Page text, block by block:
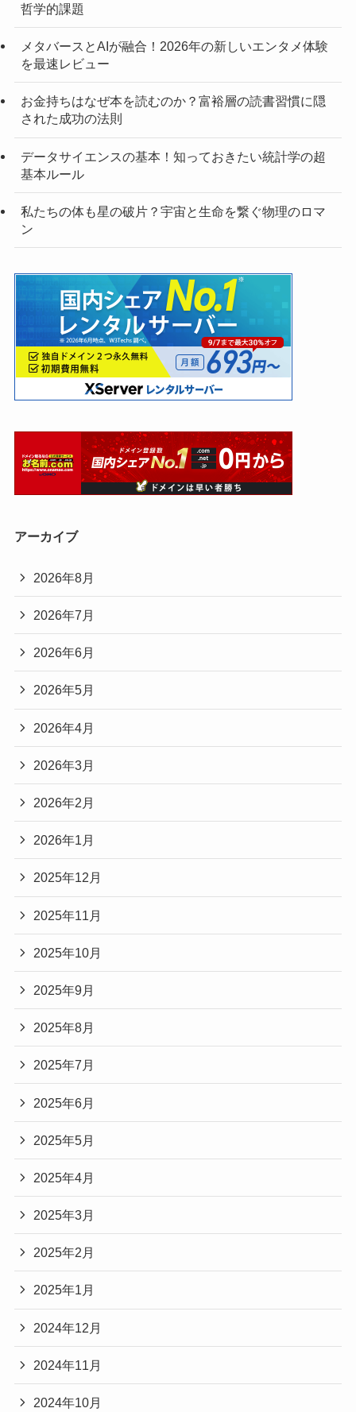
哲学的課題
メタバースとAIが融合！2026年の新しいエンタメ体験
を最速レビュー
お金持ちはなぜ本を読むのか？富裕層の読書習慣に隠
された成功の法則
データサイエンスの基本！知っておきたい統計学の超
基本ルール
私たちの体も星の破片？宇宙と生命を繋ぐ物理のロマ
ン
アーカイブ
2026年8月
2026年7月
2026年6月
2026年5月
2026年4月
2026年3月
2026年2月
2026年1月
2025年12月
2025年11月
2025年10月
2025年9月
2025年8月
2025年7月
2025年6月
2025年5月
2025年4月
2025年3月
2025年2月
2025年1月
2024年12月
2024年11月
2024年10月